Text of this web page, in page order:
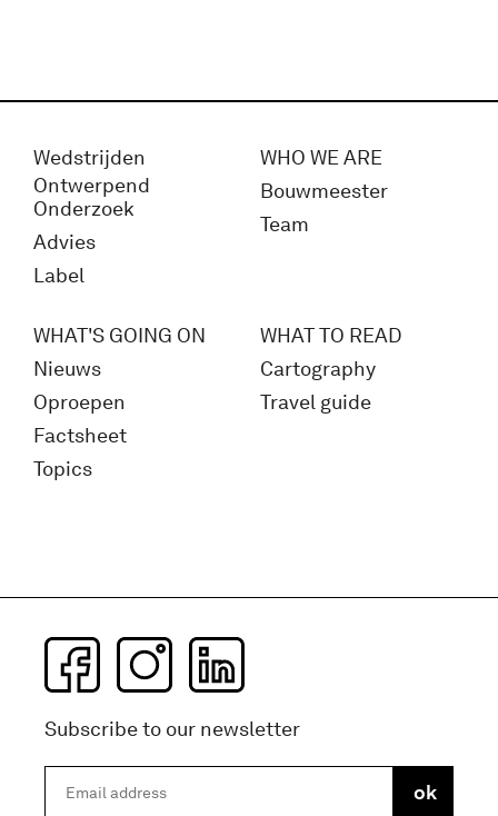
Wedstrijden
Ontwerpend
Onderzoek
Advies
Label
WHO WE ARE
Bouwmeester
Team
WHAT'S GOING ON
Nieuws
Oproepen
Factsheet
Topics
WHAT TO READ
Cartography
Travel guide
Subscribe to our newsletter